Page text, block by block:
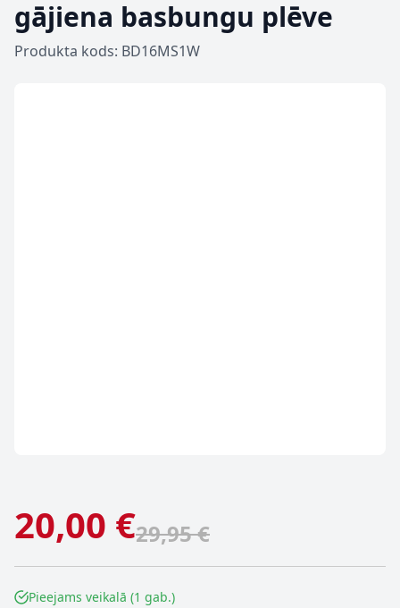
gājiena basbungu plēve
Produkta kods: BD16MS1W
20,00 €29,95 €
Pieejams veikalā (1 gab.)